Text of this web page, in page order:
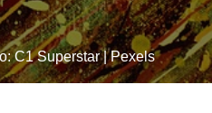
C1 Superstar | Pexels